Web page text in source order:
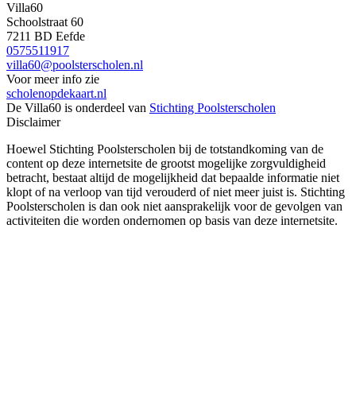
Villa60
Schoolstraat 60
7211 BD Eefde
0575511917
villa60@poolsterscholen.nl
Voor meer info zie
scholenopdekaart.nl
De Villa60 is onderdeel van Stichting Poolsterscholen
Disclaimer
Hoewel Stichting Poolsterscholen bij de totstandkoming van de
content op deze internetsite de grootst mogelijke zorgvuldigheid
betracht, bestaat altijd de mogelijkheid dat bepaalde informatie niet
klopt of na verloop van tijd verouderd of niet meer juist is. Stichting
Poolsterscholen is dan ook niet aansprakelijk voor de gevolgen van
activiteiten die worden ondernomen op basis van deze internetsite.